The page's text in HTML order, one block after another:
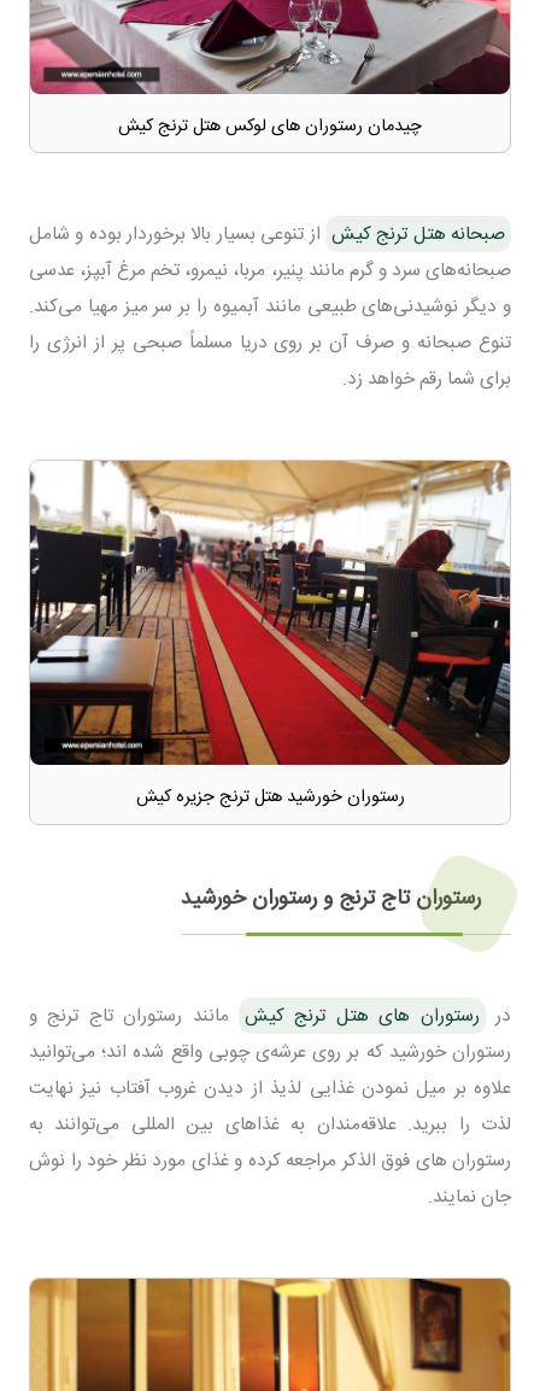
چیدمان رستوران های لوکس هتل ترنج کیش
صبحانه هتل ترنج کیش از تنوعی بسیار بالا برخوردار بوده و شامل
صبحانه‌های سرد و گرم مانند پنیر، مربا، نیمرو، تخم مرغ آبپز، عدسی
و دیگر نوشیدنی‌های طبیعی مانند آبمیوه را بر سر میز مهیا می‌کند.
تنوع صبحانه و صرف آن بر روی دریا مسلماً صبحی پر از انرژی را
برای شما رقم خواهد زد.
رستوران خورشید هتل ترنج جزیره کیش
رستوران تاج ترنج و رستوران خورشید
در رستوران های هتل ترنج کیش مانند رستوران تاج ترنج و
رستوران خورشید که بر روی عرشه‌ی چوبی واقع شده اند؛ می‌توانید
علاوه بر میل نمودن غذایی لذیذ از دیدن غروب آفتاب نیز نهایت
لذت را ببرید. علاقه‌مندان به غذاهای بین المللی می‌توانند به
رستوران های فوق الذکر مراجعه کرده و غذای مورد نظر خود را نوش
جان نمایند.